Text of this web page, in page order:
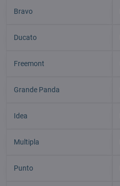
Bravo
Ducato
Freemont
Grande Panda
Idea
Multipla
Punto